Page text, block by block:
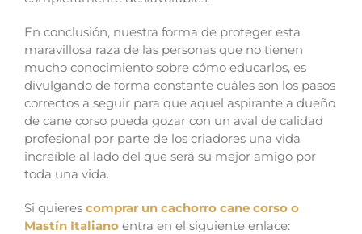
En conclusión, nuestra forma de proteger esta
maravillosa raza de las personas que no tienen
mucho conocimiento sobre cómo educarlos, es
divulgando de forma constante cuáles son los pasos
correctos a seguir para que aquel aspirante a dueño
de cane corso pueda gozar con un aval de calidad
profesional por parte de los criadores una vida
increíble al lado del que será su mejor amigo por
toda una vida.
Si quieres comprar un cachorro cane corso o
Mastín Italiano entra en el siguiente enlace: